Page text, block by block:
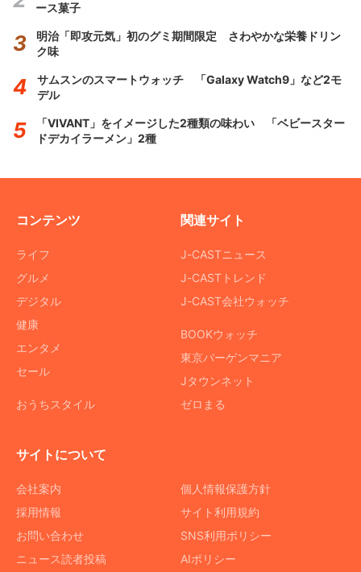
ース菓子
明治「即攻元気」初のグミ期間限定 さわやかな栄養ドリン
ク味
サムスンのスマートウォッチ 「Galaxy Watch9」など2モ
デル
「VIVANT」をイメージした2種類の味わい 「ベビースター
ドデカイラーメン」2種
コンテンツ
ライフ
グルメ
デジタル
健康
エンタメ
セール
おうちスタイル
関連サイト
J-CASTニュース
J-CASTトレンド
J-CAST会社ウォッチ
BOOKウォッチ
東京バーゲンマニア
Jタウンネット
ゼロまる
サイトについて
会社案内
採用情報
お問い合わせ
ニュース読者投稿
個人情報保護方針
サイト利用規約
SNS利用ポリシー
AIポリシー